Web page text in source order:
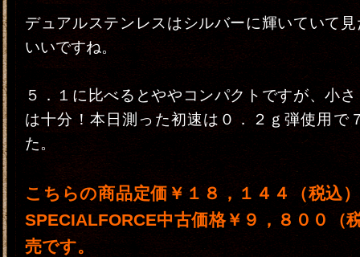
デュアルステンレスはシルバーに輝いていて
いいですね。
５．１に比べるとややコンパクトですが、小
は十分！本日測った初速は０．２ｇ弾使用で
た。
こちらの商品定価￥１８，１４４（税込
SPECIALFORCE中古価格￥９，８００（
売です。